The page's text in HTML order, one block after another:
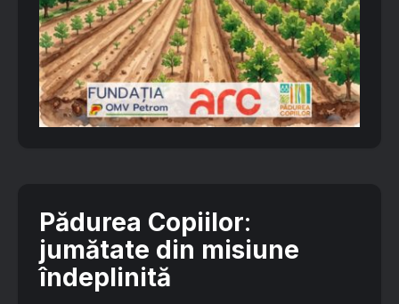
Pădurea Copiilor:
jumătate din misiune
îndeplinită